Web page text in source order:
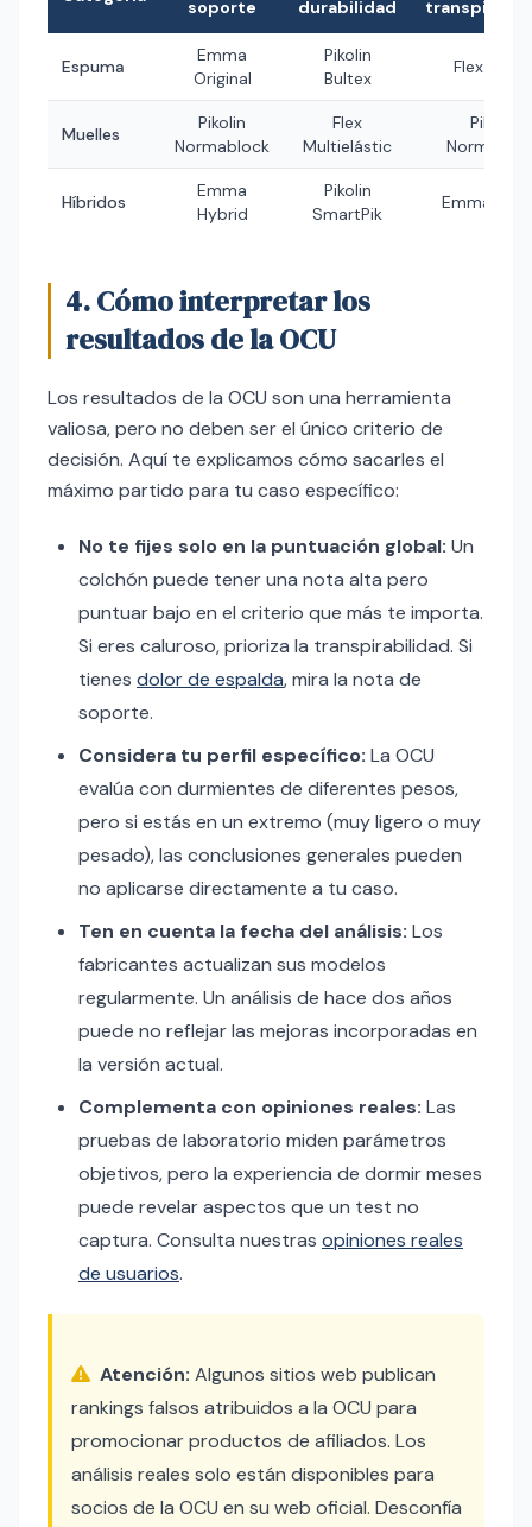
soporte durabilidad
Espuma
Emma
Original
Pikolin
Bultex
Flex
Muelles
Pikolin
Normablock
Flex
Multielástic
Pikolin
Híbridos
Emma
Hybrid
Pikolin
SmartPik
Emma
4. Cómo interpretar los
resultados de la OCU
Los resultados de la OCU son una herramienta
valiosa, pero no deben ser el único criterio de
decisión. Aquí te explicamos cómo sacarles el
máximo partido para tu caso específico:
No te fijes solo en la puntuación global: Un
colchón puede tener una nota alta pero
puntuar bajo en el criterio que más te importa.
Si eres caluroso, prioriza la transpirabilidad. Si
tienes dolor de espalda, mira la nota de
soporte.
Considera tu perfil específico: La OCU
evalúa con durmientes de diferentes pesos,
pero si estás en un extremo (muy ligero o muy
pesado), las conclusiones generales pueden
no aplicarse directamente a tu caso.
Ten en cuenta la fecha del análisis: Los
fabricantes actualizan sus modelos
regularmente. Un análisis de hace dos años
puede no reflejar las mejoras incorporadas en
la versión actual.
Complementa con opiniones reales: Las
pruebas de laboratorio miden parámetros
objetivos, pero la experiencia de dormir meses
puede revelar aspectos que un test no
captura. Consulta nuestras opiniones reales
de usuarios.
Atención: Algunos sitios web publican
rankings falsos atribuidos a la OCU para
promocionar productos de afiliados. Los
análisis reales solo están disponibles para
socios de la OCU en su web oficial. Desconfía